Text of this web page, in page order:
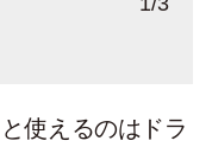
使えるのはドラ